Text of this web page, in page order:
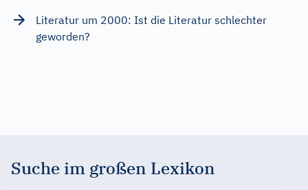
Literatur um 2000: Ist die Literatur schlechter
geworden?
Suche im großen Lexikon